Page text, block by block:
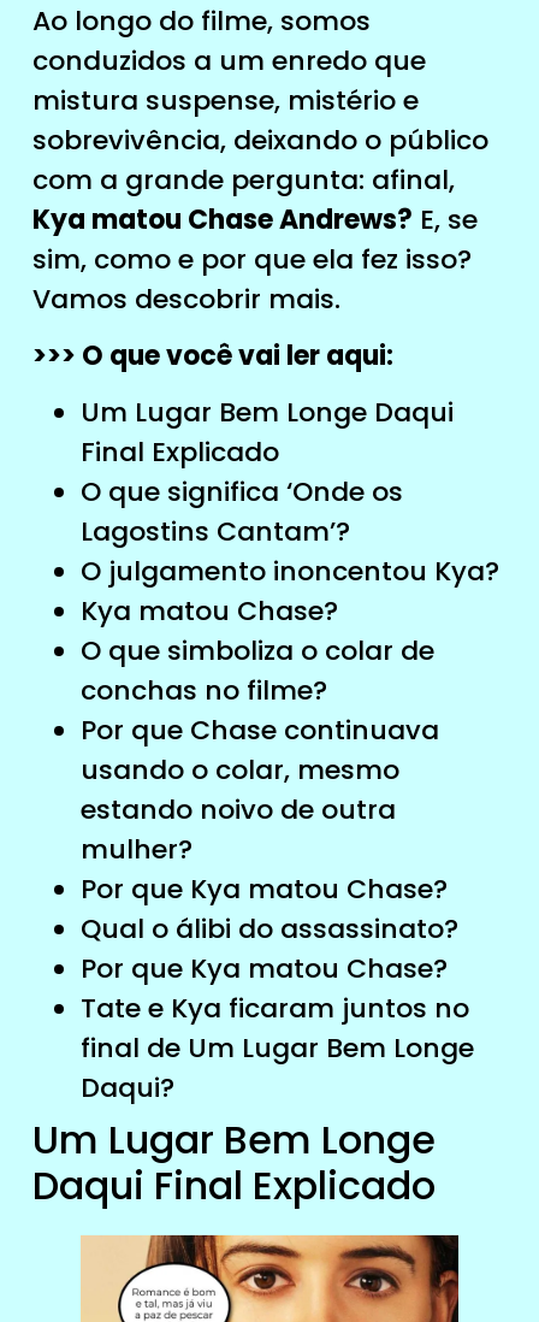
Ao longo do filme, somos
conduzidos a um enredo que
mistura suspense, mistério e
sobrevivência, deixando o público
com a grande pergunta: afinal,
Kya matou Chase Andrews? E, se
sim, como e por que ela fez isso?
Vamos descobrir mais.
>>> O que você vai ler aqui:
Um Lugar Bem Longe Daqui
Final Explicado
O que significa ‘Onde os
Lagostins Cantam’?
O julgamento inoncentou Kya?
Kya matou Chase?
O que simboliza o colar de
conchas no filme?
Por que Chase continuava
usando o colar, mesmo
estando noivo de outra
mulher?
Por que Kya matou Chase?
Qual o álibi do assassinato?
Por que Kya matou Chase?
Tate e Kya ficaram juntos no
final de Um Lugar Bem Longe
Daqui?
Um Lugar Bem Longe
Daqui Final Explicado